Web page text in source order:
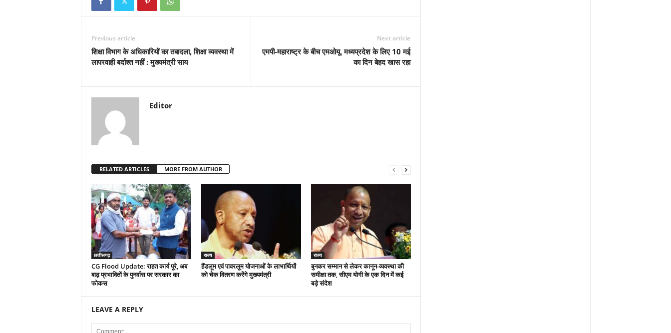
Previous article
शिक्षा विभाग के अधिकारियों का तबादला, शिक्षा व्यवस्था में
लापरवाही बर्दाश्त नहीं : मुख्यमंत्री साय
Next article
एमपी-महाराष्ट्र के बीच एमओयू, मध्यप्रदेश के लिए 10 मई
का दिन बेहद खास रहा
Editor
RELATED ARTICLES MORE FROM AUTHOR
छत्तीसगढ़
CG Flood Update: राहत कार्य पूरे, अब
बाढ़ प्रभावितों के पुनर्वास पर सरकार का
फोकस
राज्य
हैंडलूम एवं पावरलूम योजनाओं के लाभार्थियों
को चेक वितरण करेंगे मुख्यमंत्री
राज्य
बुनकर सम्मान से लेकर कानून-व्यवस्था की
समीक्षा तक, सीएम योगी के एक दिन में कई
बड़े संदेश
LEAVE A REPLY